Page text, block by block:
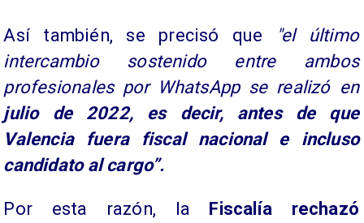
Así también, se precisó que
"el último
intercambio sostenido entre ambos
profesionales por WhatsApp se realizó en
julio de 2022, es decir, antes de que
Valencia fuera fiscal nacional e incluso
candidato al cargo”.
Por esta razón, la Fiscalía rechazó